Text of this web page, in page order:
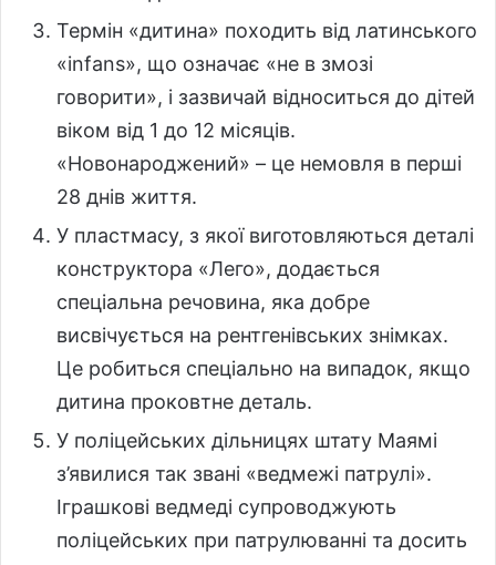
Термін «дитина» походить від латинського
«infans», що означає «не в змозі
говорити», і зазвичай відноситься до дітей
віком від 1 до 12 місяців.
«Новонароджений» – це немовля в перші
28 днів життя.
У пластмасу, з якої виготовляються деталі
конструктора «Лего», додається
спеціальна речовина, яка добре
висвічується на рентгенівських знімках.
Це робиться спеціально на випадок, якщо
дитина проковтне деталь.
У поліцейських дільницях штату Маямі
з’явилися так звані «ведмежі патрулі».
Іграшкові ведмеді супроводжують
поліцейських при патрулюванні та досить